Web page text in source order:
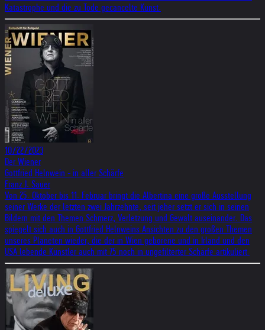
Katastrophe und die zu Tode gecancelte Kunst.
10/22/2023
Der Wiener
Gottfried Helnwein - in aller Schärfe
Franz J. Sauer
Von 25. Oktober bis 11. Februar bringt die Albertina eine große Ausstellung
seiner Werke der letzten zwei Jahrzehnte, seit jeher setzt er sich in seinen
Bildern mit den Themen Schmerz, Verletzung und Gewalt auseinander. Das
spiegelt sich auch in Gottfried Helnweins Ansichten zu den großen Themen
unseres Planeten wieder, die der in Wien geborene und in Irland und den
USA lebende Künstler auch mit 75 noch in ungefilterter Schärfe artikuliert.